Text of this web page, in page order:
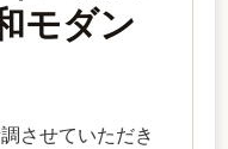
モダン
させていただき